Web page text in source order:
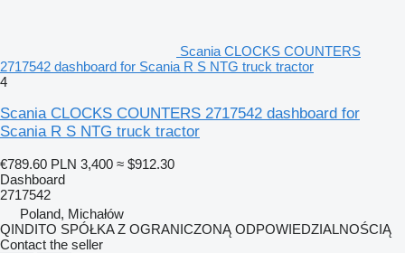
Scania CLOCKS COUNTERS
2717542 dashboard for Scania R S NTG truck tractor
4
Scania CLOCKS COUNTERS 2717542 dashboard for
Scania R S NTG truck tractor
€789.60 PLN 3,400 ≈ $912.30
Dashboard
2717542
Poland, Michałów
QINDITO SPÓŁKA Z OGRANICZONĄ ODPOWIEDZIALNOŚCIĄ
Contact the seller